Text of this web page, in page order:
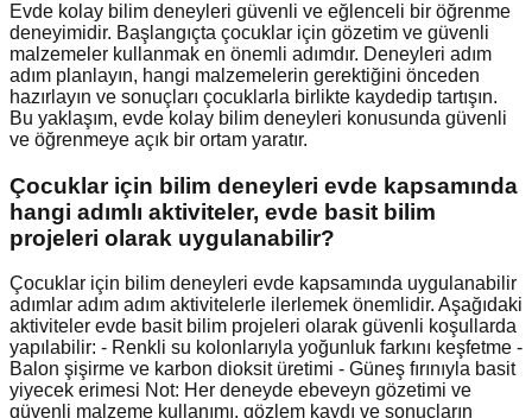
Evde kolay bilim deneyleri güvenli ve eğlenceli bir öğrenme
deneyimidir. Başlangıçta çocuklar için gözetim ve güvenli
malzemeler kullanmak en önemli adımdır. Deneyleri adım
adım planlayın, hangi malzemelerin gerektiğini önceden
hazırlayın ve sonuçları çocuklarla birlikte kaydedip tartışın.
Bu yaklaşım, evde kolay bilim deneyleri konusunda güvenli
ve öğrenmeye açık bir ortam yaratır.
Çocuklar için bilim deneyleri evde kapsamında
hangi adımlı aktiviteler, evde basit bilim
projeleri olarak uygulanabilir?
Çocuklar için bilim deneyleri evde kapsamında uygulanabilir
adımlar adım adım aktivitelerle ilerlemek önemlidir. Aşağıdaki
aktiviteler evde basit bilim projeleri olarak güvenli koşullarda
yapılabilir: - Renkli su kolonlarıyla yoğunluk farkını keşfetme -
Balon şişirme ve karbon dioksit üretimi - Güneş fırınıyla basit
yiyecek erimesi Not: Her deneyde ebeveyn gözetimi ve
güvenli malzeme kullanımı, gözlem kaydı ve sonuçların